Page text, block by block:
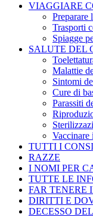
VIAGGIARE
Preparare
Trasporti
Spiagge
SALUTE DEL
Malattie
Sintomi
Cure di
Parassiti
Vaccinare
TUTTI I
RAZZE
I NOMI PER
TUTTE LE
FAR TENERE
DIRITTI E
DECESSO